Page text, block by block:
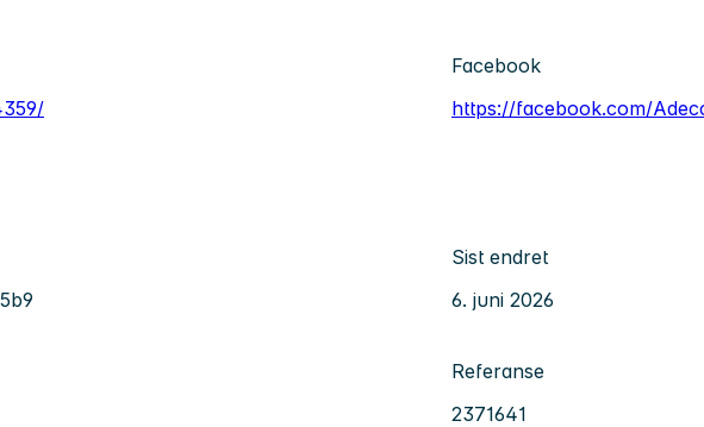
Facebook
https://facebook.com/
Sist endret
6. juni 2026
Referanse
2371641